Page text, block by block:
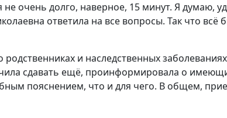
очень долго, наверное, 15 минут. Я думаю,
ответила на все вопросы. Так что всё
и наследственных
сдавать ещё, проинформировала о
пояснением, что и для чего. В общем,